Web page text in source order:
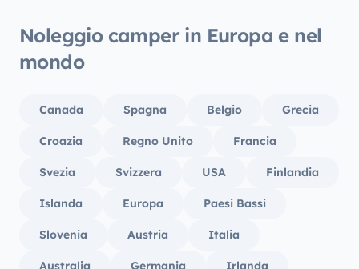
Noleggio camper in Europa e nel
mondo
Canada Spagna Belgio Grecia
Croazia Regno Unito Francia
Svezia Svizzera USA Finlandia
Islanda Europa Paesi Bassi
Slovenia Austria Italia
Australia Germania Irlanda